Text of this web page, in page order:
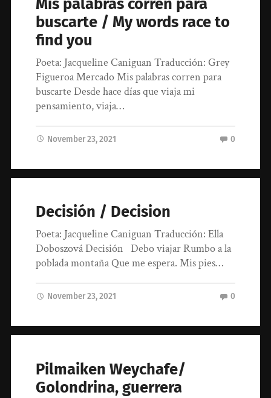
Mis palabras corren para
buscarte / My words race to
find you
Poeta: Jacqueline Caniguan Traducción: Grey
Figueroa Mercado Mis palabras corren para
buscarte Desde hace días que viaja mi
pensamiento, viaja…
November 23, 2021 0
Decisión / Decision
Poeta: Jacqueline Caniguan Traducción: Ella
Doboszová Decisión Debo viajar Rumbo a la
poblada montaña Que me espera. Mis pies…
November 23, 2021 0
Pilmaiken Weychafe/
Golondrina, guerrera